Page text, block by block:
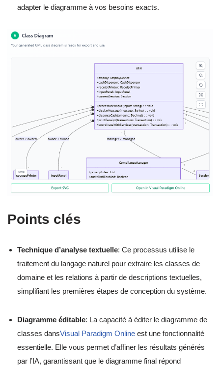
adapter le diagramme à vos besoins exacts.
Points clés
Technique d’analyse textuelle: Ce processus utilise le
traitement du langage naturel pour extraire les classes de
domaine et les relations à partir de descriptions textuelles,
simplifiant les premières étapes de conception du système.
Diagramme éditable: La capacité à éditer le diagramme de
classes dansVisual Paradigm Online est une fonctionnalité
essentielle. Elle vous permet d’affiner les résultats générés
par l’IA, garantissant que le diagramme final répond